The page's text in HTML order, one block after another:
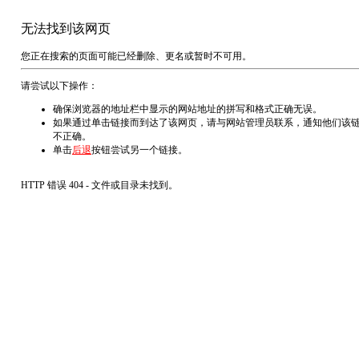
无法找到该网页
您正在搜索的页面可能已经删除、更名或暂时不可用。
请尝试以下操作：
确保浏览器的地址栏中显示的网站地址的拼写和格式正确无误。
如果通过单击链接而到达了该网页，请与网站管理员联系，通知他们该
不正确。
单击后退按钮尝试另一个链接。
HTTP 错误 404 - 文件或目录未找到。